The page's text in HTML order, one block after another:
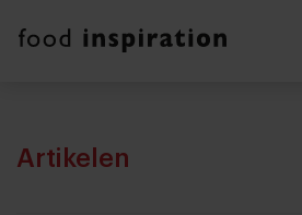
Artikelen